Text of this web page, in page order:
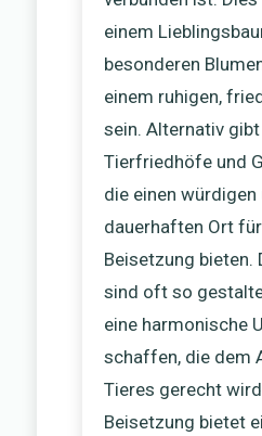
einem
besonderen
einem ruhigen,
sein. Alternativ
Tierfriedhöfe und
die einen würdigen
dauerhaften Ort
Beisetzung bieten.
sind oft so
eine harmonische
schaffen, die dem
Tieres gerecht
Beisetzung bietet